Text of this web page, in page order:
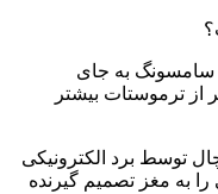
سامسونگ به جای
از ترموستات بیشتر
توسط برد الکترونیکی
به مغز تصمیم گیرنده